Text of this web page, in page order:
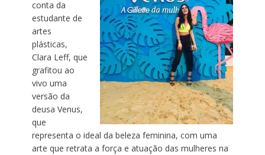
conta da
estudante de
artes
plásticas,
Clara Leff, que
grafitou ao
vivo uma
versão da
deusa Venus,
que
representa o ideal da beleza feminina, com uma
arte que retrata a força e atuação das mulheres na